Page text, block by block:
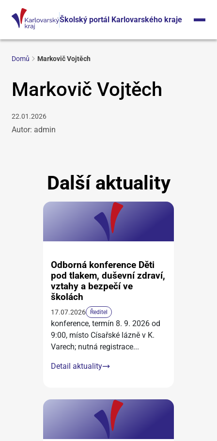
Školský portál Karlovarského kraje
Domů Markovič Vojtěch
Markovič Vojtěch
22.01.2026
Autor: admin
Další aktuality
Odborná konference Děti
pod tlakem, duševní zdraví,
vztahy a bezpečí ve
školách
17.07.2026 Ředitel
konference, termín 8. 9. 2026 od
9:00, místo Císařské lázně v K.
Varech; nutná registrace...
Detail aktuality